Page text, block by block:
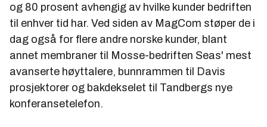
og 80 prosent avhengig av hvilke kunder bedriften
til enhver tid har. Ved siden av MagCom støper de i
dag også for flere andre norske kunder, blant
annet membraner til Mosse-bedriften Seas' mest
avanserte høyttalere, bunnrammen til Davis
prosjektorer og bakdekselet til Tandbergs nye
konferansetelefon.